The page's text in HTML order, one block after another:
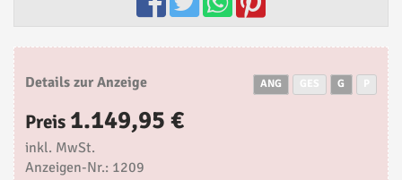
Details zur Anzeige ANG G
Preis 1.149,95 €
inkl. MwSt.
Anzeigen-Nr.: 1209